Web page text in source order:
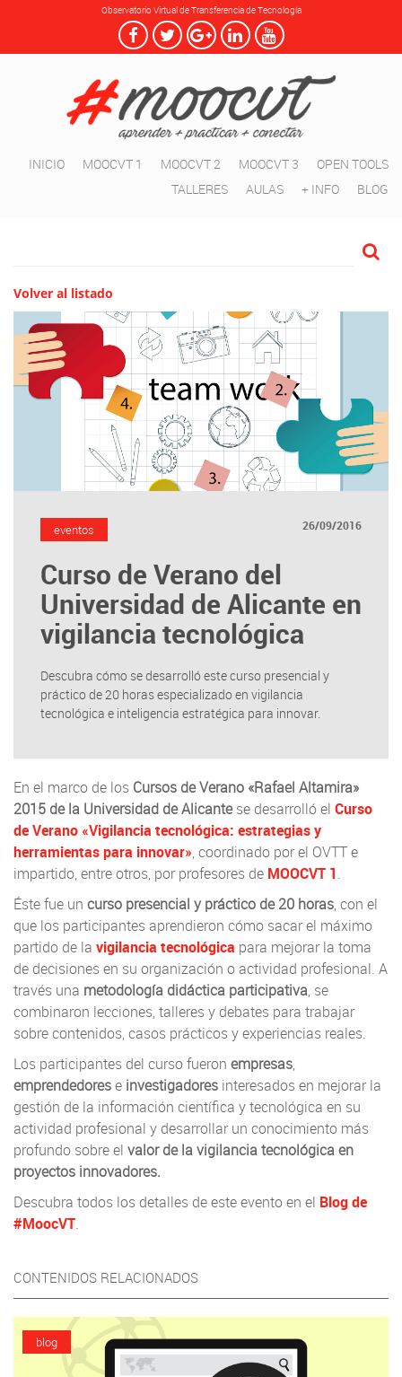
Observatorio Virtual de Transferencia de Tecnología
INICIO MOOCVT 1 MOOCVT 2 MOOCVT 3
OPEN TOOLS
TALLERES
AULAS + INFO BLOG
Volver al listado
eventos 26/09/2016
Curso de Verano del
Universidad de Alicante en
vigilancia tecnológica
Descubra cómo se desarrolló este curso presencial y
práctico de 20 horas especializado en vigilancia
tecnológica e inteligencia estratégica para innovar.
En el marco de los Cursos de Verano «Rafael Altamira»
2015 de la Universidad de Alicantese desarrolló el Curso
de Verano «Vigilancia tecnológica: estrategias y
herramientas para innovar», coordinado por el OVTT e
impartido, entre otros, por profesores de MOOCVT 1.
Éste fue un curso presencial y práctico de 20 horas, con el
que los participantes aprendieron cómo sacar el máximo
partido de la vigilancia tecnológica para mejorar la toma
de decisiones en su organización o actividad profesional. A
través una metodología didáctica participativa, se
combinaron lecciones, talleres y debates para trabajar
sobre contenidos, casos prácticos y experiencias reales.
Los participantes del curso fueron empresas,
emprendedorese investigadores interesados en mejorar la
gestión de la información científica y tecnológica en su
actividad profesional y desarrollar un conocimiento más
profundo sobre el valor de la vigilancia tecnológica en
proyectos innovadores.
Descubra todos los detalles de este evento en el Blog de
#MoocVT.
CONTENIDOS RELACIONADOS
blog